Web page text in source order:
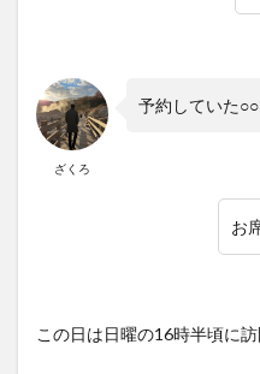
ざくろ
予約していた
お
この日は日曜の16時半頃に訪